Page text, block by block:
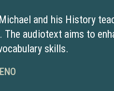
and his History
The audiotext aims to
skills.